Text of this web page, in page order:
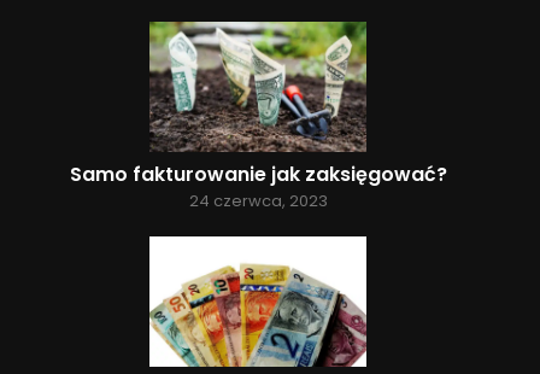
Samo fakturowanie jak zaksięgować?
24 czerwca, 2023